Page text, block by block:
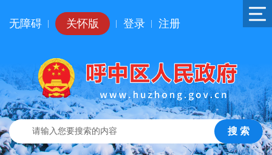
无障碍 关怀版 登录 注册
搜 索